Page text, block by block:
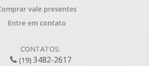
vale presentes
Entre em contato
CONTATOS:
(19)3482-2617